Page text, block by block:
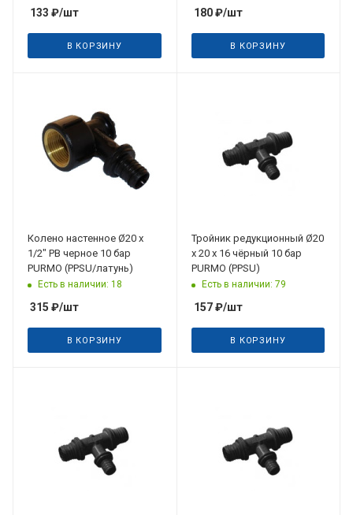
133 ₽/шт
В КОРЗИНУ
180₽/шт
В КОРЗИНУ
Колено настенное Ø20 х
1/2" РВ черное 10 бар
PURMO (PPSU/латунь)
Есть в наличии: 18
315 ₽/шт
В КОРЗИНУ
Тройник редукционный Ø20
х 20 х 16 чёрный 10 бар
PURMO (PPSU)
Есть в наличии: 79
157₽/шт
В КОРЗИНУ